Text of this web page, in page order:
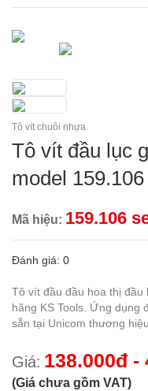
Tô vít chuôi nhựa
Tô vít đầu lục
model
Mã hiệu: 159.106
Đánh giá: 0
Tô vít đầu đầu hoa thị đầu
hãng KS Tools. Ứng dụng
sẵn tại Unicom thương
Giá: 138.000đ -
(Giá chưa gồm VAT)